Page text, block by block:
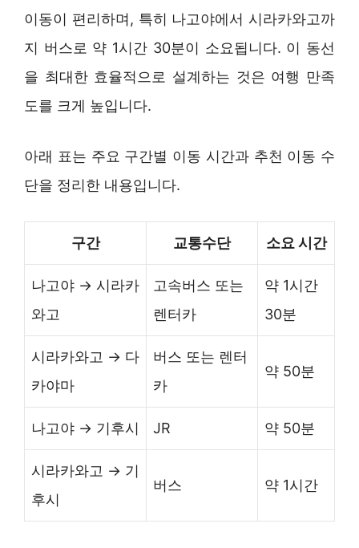
이동이 편리하며, 특히 나고야에서 시라카와고까
지 버스로 약 1시간 30분이 소요됩니다. 이 동선
을 최대한 효율적으로 설계하는 것은 여행 만족
도를 크게 높입니다.
아래 표는 주요 구간별 이동 시간과 추천 이동 수
단을 정리한 내용입니다.
구간 교통수단 소요 시간
나고야 → 시라카
와고
고속버스 또는
렌터카
약 1시간
30분
시라카와고 → 다
카야마
버스 또는 렌터
카
약 50분
나고야 → 기후시 JR 약 50분
시라카와고 → 기
후시
버스 약 1시간